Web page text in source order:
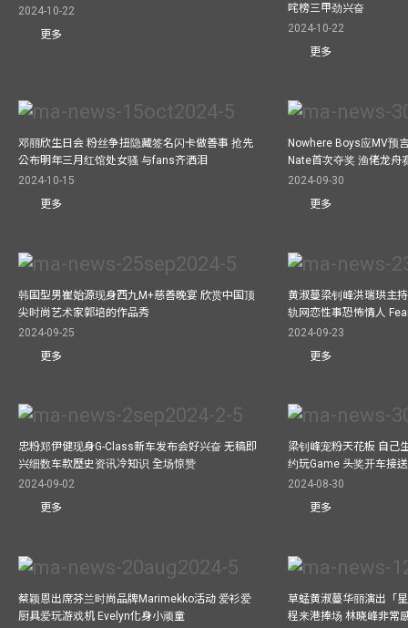
2024-10-22
更多
咤榜三甲劲兴奋
2024-10-22
更多
邓丽欣生日会 粉丝争扭隐藏签名闪卡做善事 抢先
公布明年三月红馆处女骚 与fans齐洒泪
2024-10-15
更多
Nowhere Boys应MV预
Nate首次夺奖 渔佬龙舟
2024-09-30
更多
韩国型男崔始源现身西九M+慈善晚宴 欣赏中国顶
尖时尚艺术家郭培的作品秀
2024-09-25
更多
黄淑蔓梁钊峰洪瑞珙主
轨网恋性事恐怖情人
2024-09-23
更多
忠粉郑伊健现身G-Class新车发布会好兴奋 无稿即
兴细数车款歷史资讯冷知识 全场惊赞
2024-09-02
更多
梁钊峰宠粉天花板 自己
约玩Game 头奖开车接送
2024-08-30
更多
蔡颖恩出席芬兰时尚品牌Marimekko活动 爱衫爱
厨具爱玩游戏机 Evelyn化身小顽童
草蜢黄淑蔓华丽演出「
程来港捧场 林晓峰非常